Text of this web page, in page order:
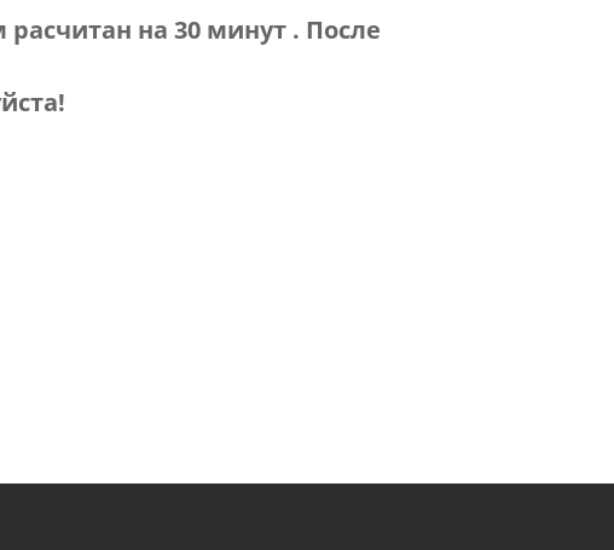
расчитан на30 минут . После